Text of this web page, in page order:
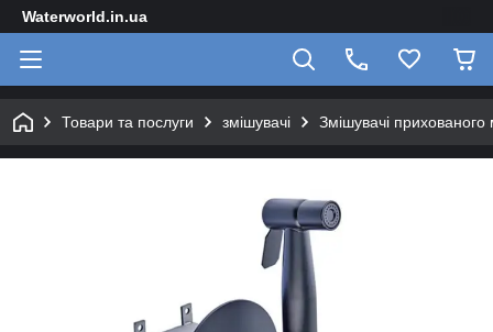
Waterworld.in.ua
Товари та послуги змішувачі Змішувачі